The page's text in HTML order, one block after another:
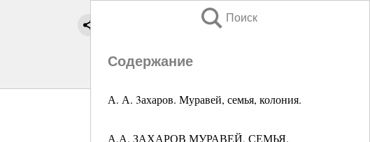
Поиск
Содержание
А. А. 3ахаров. Муравей, семья, колония.
А.А. ЗАХАРОВ МУРАВЕЙ, СЕМЬЯ,